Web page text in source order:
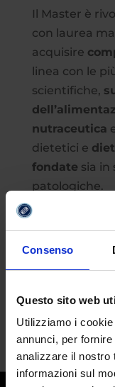
Consenso
Questo sito web
Utilizziamo i
annunci, per
analizzare il nostro
informazioni sul
Il Master è
con laurea
acquisire
linea con le
scientifiche,
nutraceutica
dietetici e
fondate sia in
patologiche.
Obiettivi
Il Master
più
salute
avanzate
enel
alla